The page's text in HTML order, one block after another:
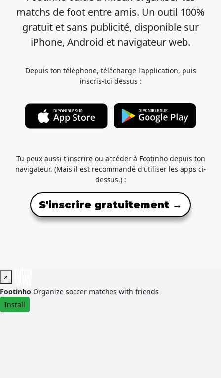
matchs de foot entre amis. Un outil 100%
gratuit et sans publicité, disponible sur
iPhone, Android et navigateur web.
Depuis ton téléphone, télécharge l'application, puis
inscris-toi dessus :
Tu peux aussi t'inscrire ou accéder à Footinho depuis ton
navigateur. (Mais il est recommandé d'utiliser les apps ci-
dessus.) :
S'inscrire gratuitement →
×
Footinho Organize soccer matches with friends
Install